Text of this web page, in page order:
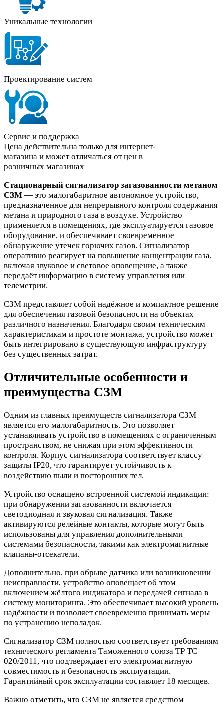
Уникальные технологии
Проектирование систем
Сервис и поддержка
Цена действительна только для интернет-
магазина и может отличаться от цен в
розничных магазинах
Стационарный сигнализатор загазованности метаном
СЗМ — это малогабаритное автономное устройство,
предназначенное для непрерывного контроля содержания
метана и природного газа в воздухе. Устройство
применяется в помещениях, где эксплуатируется газовое
оборудование, и обеспечивает своевременное
обнаружение утечек горючих газов. Сигнализатор
оперативно реагирует на повышение концентрации газа,
включая звуковое и световое оповещение, а также
передаёт информацию в систему управления или
телеметрии.
СЗМ представляет собой надёжное и компактное решение
для обеспечения газовой безопасности на объектах
различного назначения. Благодаря своим техническим
характеристикам и простоте монтажа, устройство может
быть интегрировано в существующую инфраструктуру
без существенных затрат.
Отличительные особенности и
преимущества СЗМ
Одним из главных преимуществ сигнализатора СЗМ
является его малогабаритность. Это позволяет
устанавливать устройство в помещениях с ограниченным
пространством, не снижая при этом эффективности
контроля. Корпус сигнализатора соответствует классу
защиты IP20, что гарантирует устойчивость к
воздействию пыли и посторонних тел.
Устройство оснащено встроенной системой индикации:
при обнаружении загазованности включается
светодиодная и звуковая сигнализация. Также
активируются релейные контакты, которые могут быть
использованы для управления дополнительными
системами безопасности, такими как электромагнитные
клапаны-отсекатели.
Дополнительно, при обрыве датчика или возникновении
неисправности, устройство оповещает об этом
включением жёлтого индикатора и передачей сигнала в
систему мониторинга. Это обеспечивает высокий уровень
надёжности и позволяет своевременно принимать меры
по устранению неполадок.
Сигнализатор СЗМ полностью соответствует требованиям
технического регламента Таможенного союза ТР ТС
020/2011, что подтверждает его электромагнитную
совместимость и безопасность эксплуатации.
Гарантийный срок эксплуатации составляет 18 месяцев.
Важно отметить, что СЗМ не является средством